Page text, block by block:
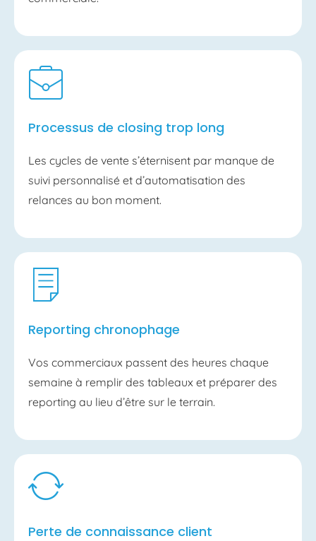
Processus de closing trop long
Les cycles de vente s’éternisent par manque de
suivi personnalisé et d’automatisation des
relances au bon moment.
Reporting chronophage
Vos commerciaux passent des heures chaque
semaine à remplir des tableaux et préparer des
reporting au lieu d’être sur le terrain.
Perte de connaissance client